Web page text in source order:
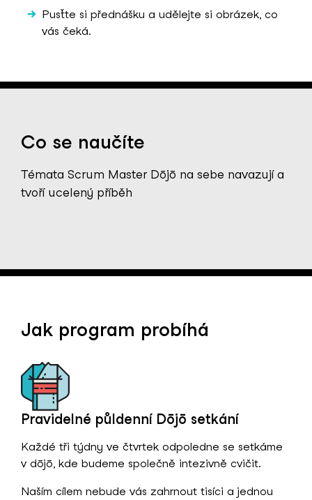
Pusťte si přednášku a udělejte si obrázek, co
vás čeká.
Co se naučíte
Témata Scrum Master Dōjō na sebe navazují a
tvoří ucelený příběh
Jak program probíhá
Pravidelné půldenní Dōjō setkání
Každé tři týdny ve čtvrtek odpoledne se setkáme
v dōjō, kde budeme společně intezivně cvičit.
Naším cílem nebude vás zahrnout tisíci a jednou